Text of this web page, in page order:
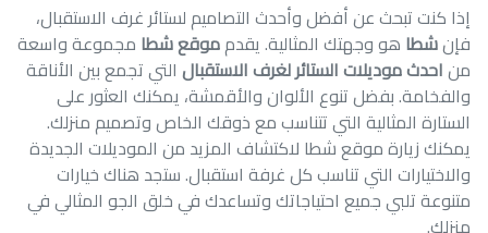
إذا كنت تبحث عن أفضل وأحدث التصاميم لستائر غرف الاستقبال،
فإنشطا هو وجهتك المثالية. يقدمموقع شطا مجموعة واسعة
مناحدث موديلات الستائر لغرف الاستقبال التي تجمع بين الأناقة
والفخامة. بفضل تنوع الألوان والأقمشة، يمكنك العثور على
الستارة المثالية التي تتناسب مع ذوقك الخاص وتصميم منزلك.
يمكنك زيارة موقع شطا لاكتشاف المزيد من الموديلات الجديدة
والاختيارات التي تناسب كل غرفة استقبال. ستجد هناك خيارات
متنوعة تلبي جميع احتياجاتك وتساعدك في خلق الجو المثالي في
منزلك.